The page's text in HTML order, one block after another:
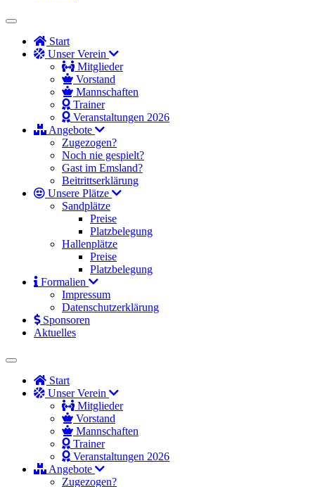
Start
Unser Verein
Mitglieder
Vorstand
Mannschaften
Trainer
Veranstaltungen 2026
Angebote
Zugezogen?
Noch nie gespielt?
Gast im Emsland?
Beitrittserklärung
Unsere Plätze
Sandplätze
Preise
Platzbelegung
Hallenplätze
Preise
Platzbelegung
Formalien
Impressum
Datenschutzerklärung
Sponsoren
Aktuelles
Start
Unser Verein
Mitglieder
Vorstand
Mannschaften
Trainer
Veranstaltungen 2026
Angebote
Zugezogen?